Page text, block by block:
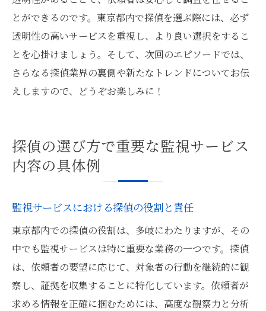
とができるのです。東京都内で探偵を選ぶ際には、必ず
透明性の高いサービスを重視し、より良い選択をするこ
とを心掛けましょう。そして、次回のエピソードでは、
さらなる探偵業界の裏側や新たなトレンドについてお伝
えしますので、どうぞお楽しみに！
探偵の選び方で重要な監視サービス
内容の具体例
監視サービスにおける探偵の役割と責任
東京都内での探偵の役割は、多岐にわたりますが、その
中でも監視サービスは特に重要な業務の一つです。探偵
は、依頼者の要望に応じて、対象者の行動を継続的に観
察し、証拠を収集することに特化しています。依頼者が
求める情報を正確に掴むためには、高度な観察力と分析